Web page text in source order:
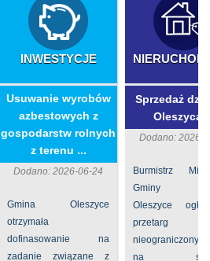
INWESTYCJE
​Usuwanie wyrobów
azbestowych z
gospodarstw rolnych
z terenu ...
Dodano: 2026-06-24
Gmina Oleszyce
otrzymała
dofinasowanie na
zadanie związane z
Sprzedaż
Dodano: 2026-
Burmistrz
Gminy
Oleszyce
przetarg
nieograniczony
na